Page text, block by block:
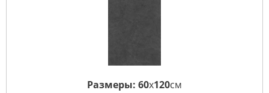
Размеры: 60x120см